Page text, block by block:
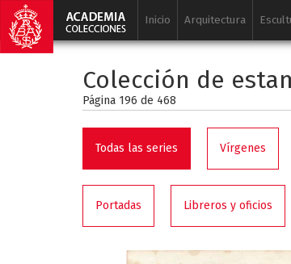
Inicio Arquitectura
Colección de
Página 196 de 468
Todas las series Vírgenes
Portadas Libreros y oficios